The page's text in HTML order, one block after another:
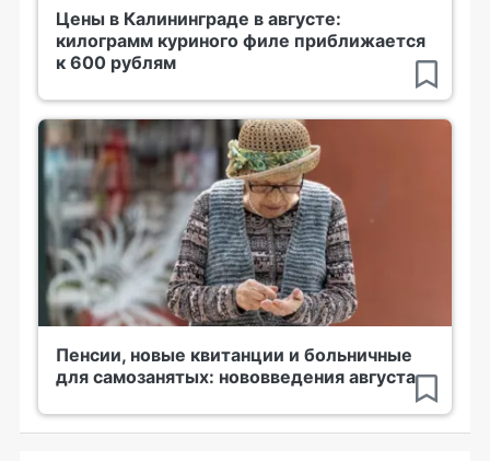
Цены в Калининграде в августе:
килограмм куриного филе приближается
к 600 рублям
Пенсии, новые квитанции и больничные
для самозанятых: нововведения августа